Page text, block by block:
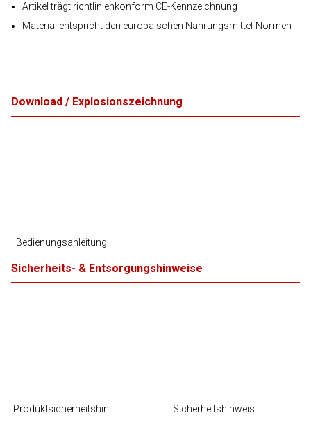
Artikel trägt richtlinienkonform CE-Kennzeichnung
Material entspricht den europäischen Nahrungsmittel-Normen
Download / Explosionszeichnung
Bedienungsanleitung
Sicherheits- & Entsorgungshinweise
Produktsicherheitshin
Sicherheitshinweis